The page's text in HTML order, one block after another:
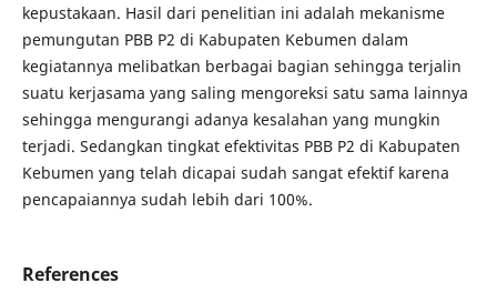
kepustakaan. Hasil dari penelitian ini adalah mekanisme
pemungutan PBB P2 di Kabupaten Kebumen dalam
kegiatannya melibatkan berbagai bagian sehingga terjalin
suatu kerjasama yang saling mengoreksi satu sama lainnya
sehingga mengurangi adanya kesalahan yang mungkin
terjadi. Sedangkan tingkat efektivitas PBB P2 di Kabupaten
Kebumen yang telah dicapai sudah sangat efektif karena
pencapaiannya sudah lebih dari 100%.
References